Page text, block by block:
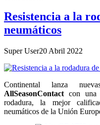
Resistencia a la
neumáticos
Super User20 Abril 2022
Continental lanza
AllSeasonContact con una
rodadura, la mejor
neumáticos de la Unión